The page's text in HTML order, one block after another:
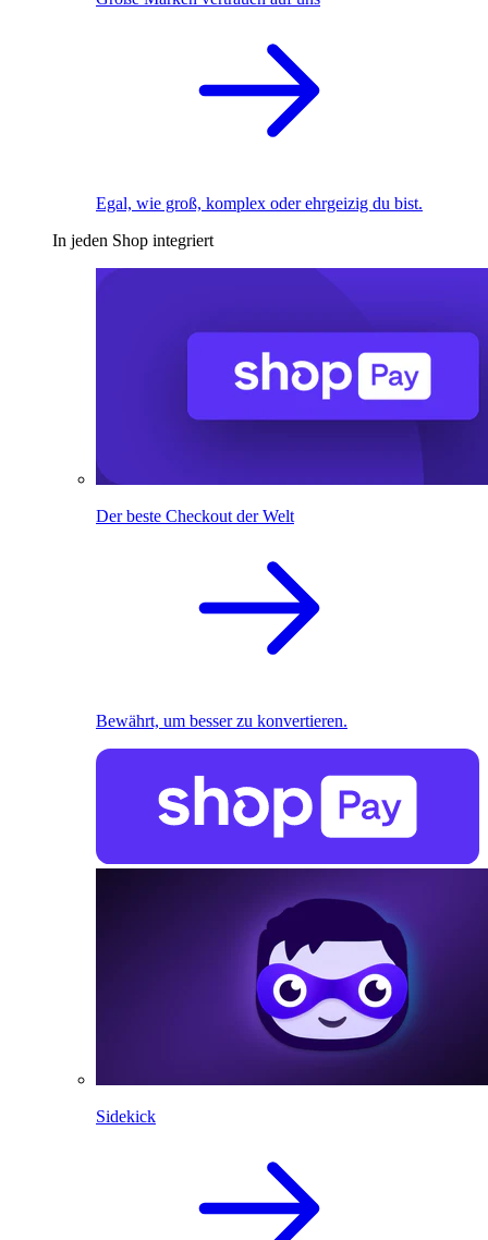
Egal, wie groß, komplex oder ehrgeizig du bist.
In jeden Shop integriert
Der beste Checkout der Welt
Bewährt, um besser zu konvertieren.
Sidekick